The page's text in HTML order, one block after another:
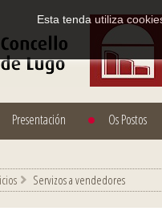
Presentación Os Postos
> Servizos a vendedores
Esta tenda utiliza